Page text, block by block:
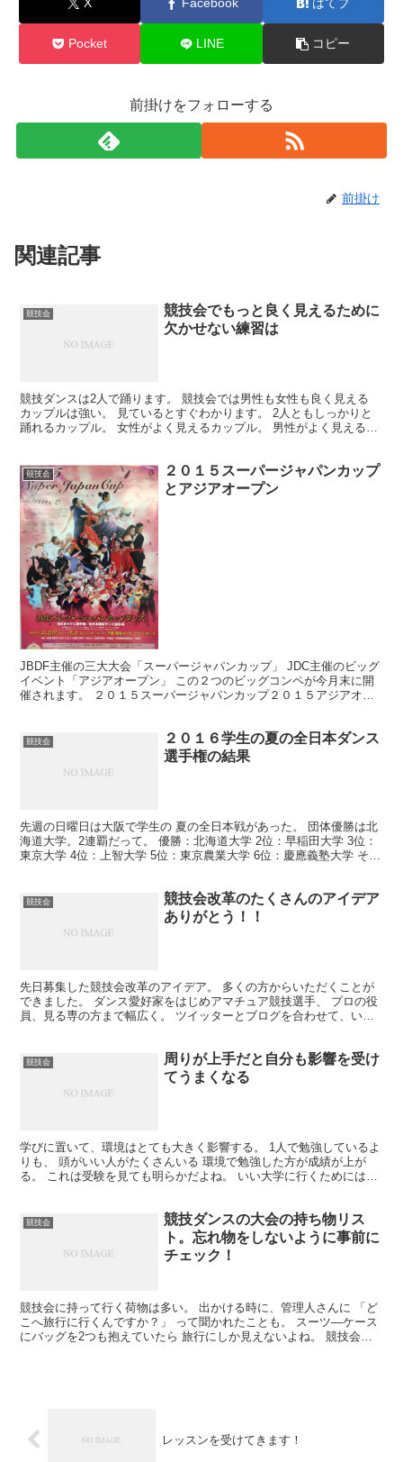
Pocket LINE コピー
前掛けをフォローする
前掛け
関連記事
競技会
競技会でもっと良く見えるために
欠かせない練習は
競技ダンスは2人で踊ります。 競技会では男性も女性も良く見える
カップルは強い。 見ているとすぐわかります。 2人ともしっかりと
踊れるカップル。 女性がよく見えるカップル。 男性がよく見えるカ
競技会
２０１５スーパージャパンカップ
とアジアオープン
JBDF主催の三大大会「スーパージャパンカップ」 JDC主催のビッグ
イベント「アジアオープン」 この２つのビッグコンペが今月末に開
催されます。 ２０１５スーパージャパンカップ２０１５アジアオー
競技会
２０１６学生の夏の全日本ダンス
選手権の結果
先週の日曜日は大阪で学生の 夏の全日本戦があった。 団体優勝は北
海道大学。2連覇だって。 優勝：北海道大学 2位：早稲田大学 3位：
東京大学 4位：上智大学 5位：東京農業大学 6位：慶應義塾大学 その
競技会
競技会改革のたくさんのアイデア
ありがとう！！
先日募集した競技会改革のアイデア。 多くの方からいただくことが
できました。 ダンス愛好家をはじめアマチュア競技選手、 プロの役
員、見る専の方まで幅広く。 ツイッターとブログを合わせて、いた
競技会
周りが上手だと自分も影響を受け
てうまくなる
学びに置いて、環境はとても大きく影響する。 1人で勉強しているよ
りも、 頭がいい人がたくさんいる 環境で勉強した方が成績が上が
る。 これは受験を見ても明らかだよね。 いい大学に行くためには、
競技会
競技ダンスの大会の持ち物リス
ト。忘れ物をしないように事前に
チェック！
競技会に持って行く荷物は多い。 出かける時に、管理人さんに 「ど
こへ旅行に行くんですか？」 って聞かれたことも。 スーツ―ケース
にバッグを2つも抱えていたら 旅行にしか見えないよね。 競技会は
レッスンを受けてきます！